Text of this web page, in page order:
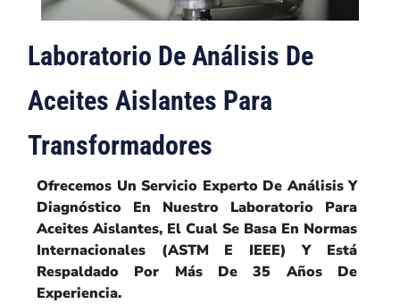
Laboratorio De Análisis De
Aceites Aislantes Para
Transformadores
Ofrecemos Un Servicio Experto De Análisis Y
Diagnóstico En Nuestro Laboratorio Para
Aceites Aislantes, El Cual Se Basa En Normas
Internacionales (ASTM E IEEE) Y Está
Respaldado Por Más De 35 Años De
Experiencia.